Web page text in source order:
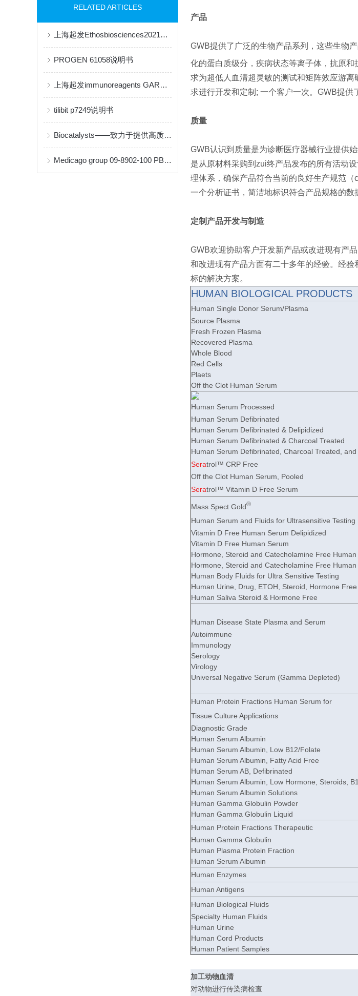
RELATED ARTICLES
上海起发Ethosbiosciences2021年价格表
PROGEN 61058说明书
上海起发immunoreagents GARHRP-050说明书
tilibit p7249说明书
Biocatalysts——致力于提供高质量的酶和生物催化解决方案
Medicago group 09-8902-100 PBS-Tween 缓冲液片剂说明书
产品
GWB提供了广泛的生物产品系列，这些生物
化的蛋白质级分，疾病状态等离子体，抗原
求为超低人血清超灵敏的测试和矩阵效应游
求进行开发和定制; 一个客户一次。GWB提供
质量
GWB认识到质量是为诊断医疗器械行业提供
是从原材料采购到zui终产品发布的所有活动
理体系，确保产品符合当前的良好生产规范
一个分析证书，简洁地标识符合产品规格的数
定制产品开发与制造
GWB欢迎协助客户开发新产品或改进现有产
和改进现有产品方面有二十多年的经验。经
标的解决方案。
HUMAN BIOLOGICAL PRODUCTS
Human Single Donor Serum/Plasma
Source Plasma
Fresh Frozen Plasma
Recovered Plasma
Whole Blood
Red Cells
Plaets
Off the Clot Human Serum
Human Serum Processed
Human Serum Defibrinated
Human Serum Defibrinated & Delipidized
Human Serum Defibrinated & Charcoal Treated
Human Serum Defibrinated, Charcoal Treated, and
Seratrol™ CRP Free
Off the Clot Human Serum, Pooled
Seratrol™ Vitamin D Free Serum
Mass Spect Gold®
Human Serum and Fluids for Ultrasensitive Testing
Vitamin D Free Human Serum Delipidized
Vitamin D Free Human Serum
Hormone, Steroid and Catecholamine Free
Hormone, Steroid and Catecholamine Free Human
Human Body Fluids for Ultra Sensitive Testing
Human Urine, Drug, ETOH, Steroid, Hormone Free
Human Saliva Steroid & Hormone Free
Human Disease State Plasma and Serum
Autoimmune
Immunology
Serology
Virology
Universal Negative Serum (Gamma Depleted)
Human Protein Fractions Human Serum for
Tissue Culture Applications
Diagnostic Grade
Human Serum Albumin
Human Serum Albumin, Low B12/Folate
Human Serum Albumin, Fatty Acid Free
Human Serum AB, Defibrinated
Human Serum Albumin, Low Hormone, Steroids,
Human Serum Albumin Solutions
Human Gamma Globulin Powder
Human Gamma Globulin Liquid
Human Protein Fractions Therapeutic
Human Gamma Globulin
Human Plasma Protein Fraction
Human Serum Albumin
Human Enzymes
Human Antigens
Human Biological Fluids
Specialty Human Fluids
Human Urine
Human Cord Products
Human Patient Samples
加工动物血清
对动物进行传染病检查